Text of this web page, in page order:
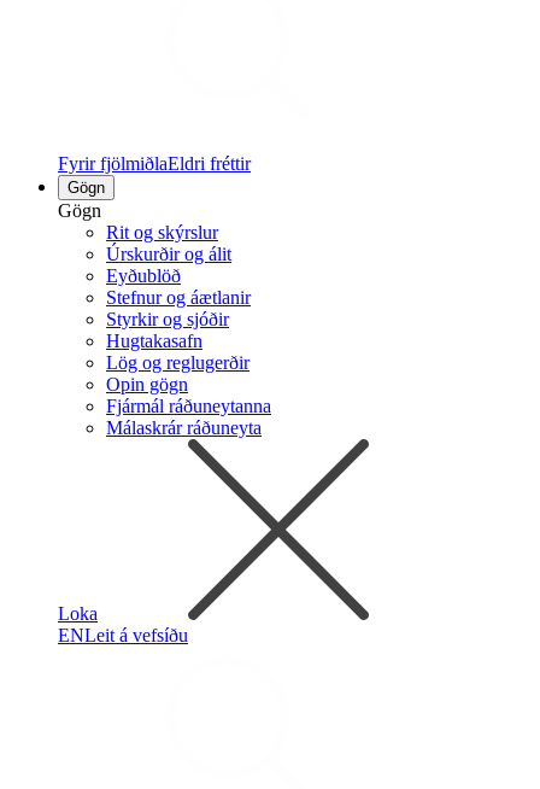
Fyrir fjölmiðlaEldri fréttir
Gögn
Gögn
Rit og skýrslur
Úrskurðir og álit
Eyðublöð
Stefnur og áætlanir
Styrkir og sjóðir
Hugtakasafn
Lög og reglugerðir
Opin gögn
Fjármál ráðuneytanna
Málaskrár ráðuneyta
Loka
ENLeit á vefsíðu